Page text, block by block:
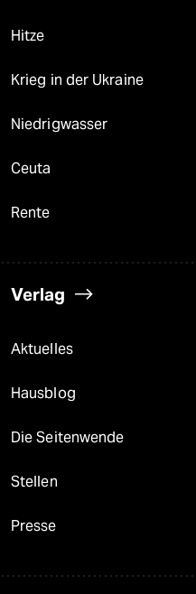
Hitze
Krieg in der Ukraine
Niedrigwasser
Ceuta
Rente
Verlag
Aktuelles
Hausblog
Die Seitenwende
Stellen
Presse